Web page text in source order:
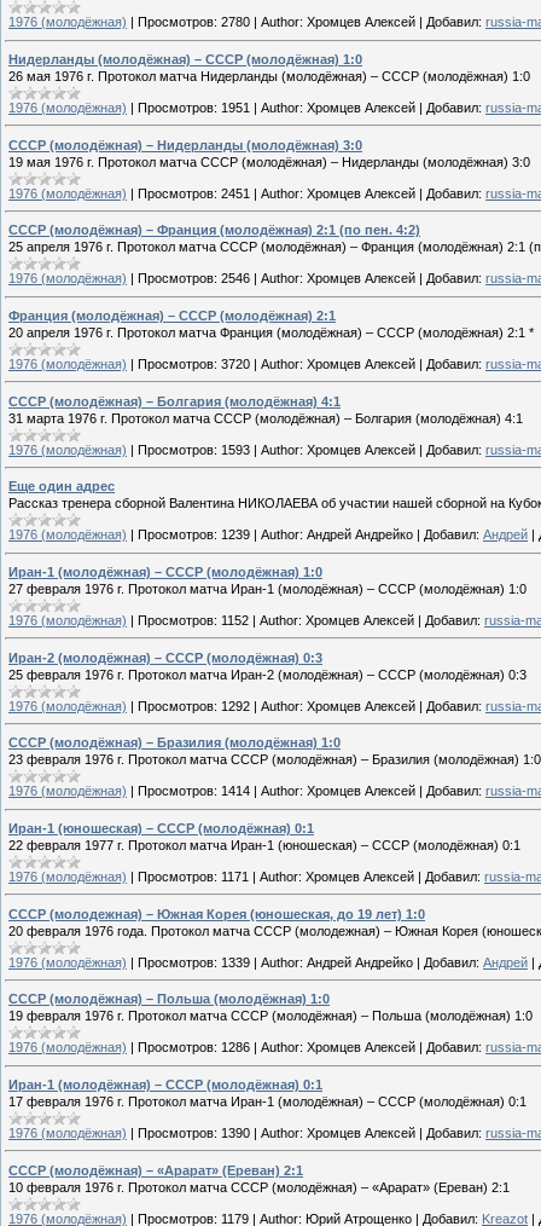
1976 (молодёжная) Просмотров: 2780 Author: Хромцев Алексей Добавил: russia-
Нидерланды (молодёжная) – СССР (молодёжная) 1:0
26 мая 1976 г. Протокол матча Нидерланды (молодёжная) – СССР (молодёжная) 1:0
1976 (молодёжная) | Просмотров: 1951 | Author: Хромцев Алексей | Добавил: russia-
СССР (молодёжная) – Нидерланды (молодёжная) 3:0
19 мая 1976 г. Протокол матча СССР (молодёжная) – Нидерланды (молодёжная) 3:0
1976 (молодёжная) | Просмотров: 2451 | Author: Хромцев Алексей | Добавил: russia-
СССР (молодёжная) – Франция (молодёжная) 2:1 (по пен. 4:2)
25 апреля 1976 г. Протокол матча СССР (молодёжная) – Франция (молодёжная) 2:1
1976 (молодёжная) Просмотров: 2546 Author: Хромцев Алексей Добавил: russia-
Франция (молодёжная) – СССР (молодёжная) 2:1
20 апреля 1976 г. Протокол матча Франция (молодёжная) – СССР (молодёжная) 2:1 *
1976 (молодёжная) | Просмотров: 3720 | Author: Хромцев Алексей | Добавил: russia-
СССР (молодёжная) – Болгария (молодёжная) 4:1
31 марта 1976 г. Протокол матча СССР (молодёжная) – Болгария (молодёжная) 4:1
1976 (молодёжная) | Просмотров: 1593 | Author: Хромцев Алексей | Добавил: russia-
Еще один адрес
Рассказ тренера сборной Валентина НИКОЛАЕВА об участии нашей сборной на
1976 (молодёжная) Просмотров: 1239 Author: Андрей Андрейко Добавил: Андрей
Иран-1 (молодёжная) – СССР (молодёжная) 1:0
27 февраля 1976 г. Протокол матча Иран-1 (молодёжная) – СССР (молодёжная) 1:0
1976 (молодёжная) | Просмотров: 1152 | Author: Хромцев Алексей | Добавил: russia-
Иран-2 (молодёжная) – СССР (молодёжная) 0:3
25 февраля 1976 г. Протокол матча Иран-2 (молодёжная) – СССР (молодёжная) 0:3
1976 (молодёжная) | Просмотров: 1292 | Author: Хромцев Алексей | Добавил: russia-
СССР (молодёжная) – Бразилия (молодёжная) 1:0
23 февраля 1976 г. Протокол матча СССР (молодёжная) – Бразилия (молодёжная) 1:0
1976 (молодёжная) Просмотров: 1414 Author: Хромцев Алексей Добавил: russia-
Иран-1 (юношеская) – СССР (молодёжная) 0:1
22 февраля 1977 г. Протокол матча Иран-1 (юношеская) – СССР (молодёжная) 0:1
1976 (молодёжная) | Просмотров: 1171 | Author: Хромцев Алексей | Добавил: russia-
СССР (молодежная) – Южная Корея (юношеская, до 19 лет) 1:0
20 февраля 1976 года. Протокол матча СССР (молодежная) – Южная Корея
1976 (молодёжная) | Просмотров: 1339 | Author: Андрей Андрейко | Добавил: Андрей |
СССР (молодёжная) – Польша (молодёжная) 1:0
19 февраля 1976 г. Протокол матча СССР (молодёжная) – Польша (молодёжная) 1:0
1976 (молодёжная) Просмотров: 1286 Author: Хромцев Алексей Добавил: russia-
Иран-1 (молодёжная) – СССР (молодёжная) 0:1
17 февраля 1976 г. Протокол матча Иран-1 (молодёжная) – СССР (молодёжная) 0:1
1976 (молодёжная) | Просмотров: 1390 | Author: Хромцев Алексей | Добавил: russia-
СССР (молодёжная) – «Арарат» (Ереван) 2:1
10 февраля 1976 г. Протокол матча СССР (молодёжная) – «Арарат» (Ереван) 2:1
1976 (молодёжная) | Просмотров: 1179 | Author: Юрий Атрощенко | Добавил: Kreazot |